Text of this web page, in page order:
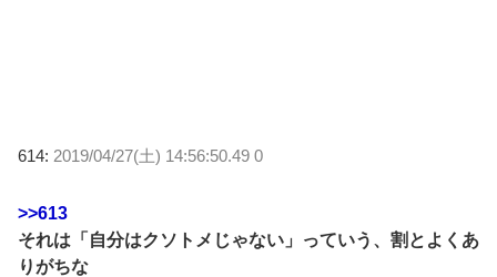
614: 2019/04/27(土) 14:56:50.49 0
>>613
それは「自分はクソトメじゃない」っていう、割とよくあ
りがちな